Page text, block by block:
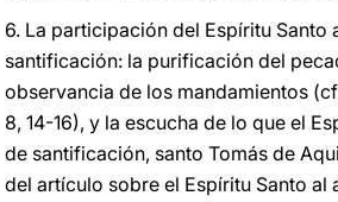
6. La participación del Espíritu Santo
santificación: la purificación del
observancia de los mandamientos
8, 14-16), y la escucha de lo que el
de santificación, santo Tomás de
del artículo sobre el Espíritu Santo